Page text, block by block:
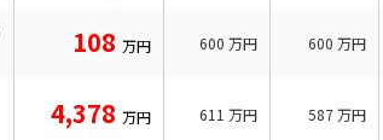
108 万円 600 万円 600 万円
4,378 万円 611 万円 587万円